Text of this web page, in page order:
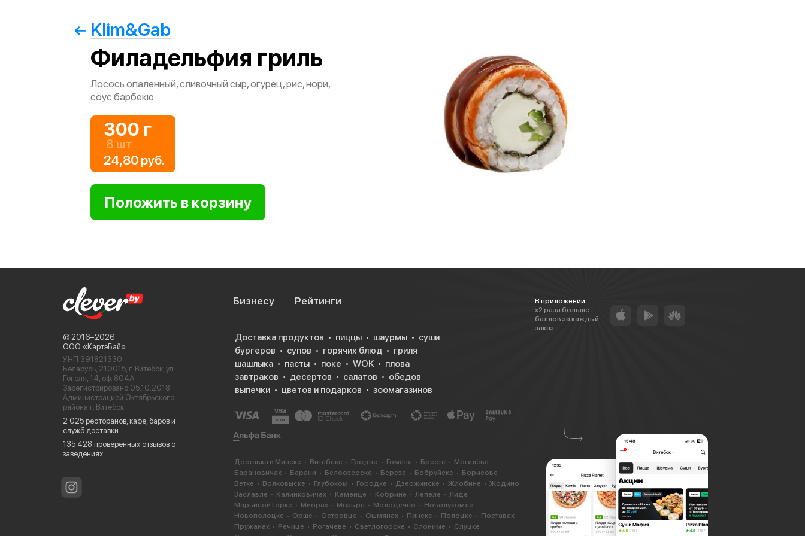
Klim&Gab
Филадельфия гриль
Лосось опаленный, сливочный сыр, огурец, рис, нори,
соус барбекю
300 г
8 шт
24,80 руб.
© 2016−2026
ООО «КартэБай»
УНП 391821330
Беларусь, 210015, г. Витебск, ул.
Гоголя, 14, оф. 804А
Зарегистрировано 05.10.2018
Администрацией Октябрьского
района г. Витебск
2 025 ресторанов, кафе, баров и
служб доставки
135 428 проверенных отзывов о
заведениях
Бизнесу Рейтинги
В приложении
х2 раза больше
баллов за каждый
заказ
Доставка продуктов пиццы шаурмы
суши
бургеров
супов горячих блюд
гриля
шашлыка
пасты поке WOK
плова
завтраков
десертов салатов
обедов
выпечки
цветов и подарков зоомагазинов
Доставка в Минске Витебске Гродно Гомеле Бресте
Могилёве
Барановичах
Барани Белоозерске Березе Бобруйске
Борисове
Ветке
Волковыске Глубоком Городке Дзержинске Жлобине
Жодино
Заславле
Калинковичах Каменце Кобрине Лепеле
Лиде
Марьиной Горке
Миорах Мозыре Молодечно
Новолукомле
Новополоцке
Орше Островце Ошмянах Пинске Полоцке
Поставах
Пружанах
Речице Рогачеве Светлогорске Слониме
Слуцке